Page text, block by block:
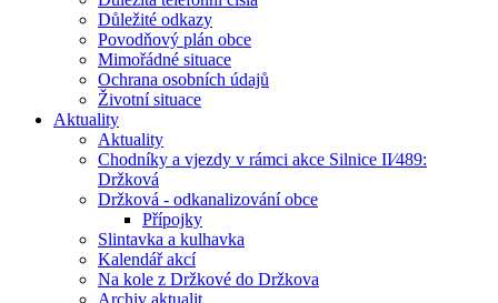
Důležité odkazy
Povodňový plán obce
Mimořádné situace
Ochrana osobních údajů
Životní situace
Aktuality
Aktuality
Chodníky a vjezdy v rámci akce Silnice II⁄489:
Držková
Držková - odkanalizování obce
Přípojky
Slintavka a kulhavka
Kalendář akcí
Na kole z Držkové do Držkova
Archiv aktualit